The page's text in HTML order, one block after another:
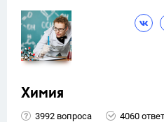
Химия
3992 вопроса 4060